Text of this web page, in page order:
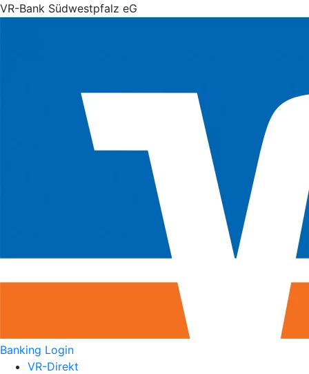
VR-Bank Südwestpfalz eG
Banking Login
VR-Direkt